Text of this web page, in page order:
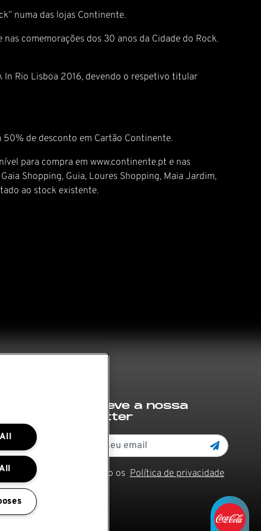
numa das lojas Continente.
comemorações dos 30 anos da Cidade do Rock.
In Rio Lisboa 2016, devendo o respetivo titular
50% de desconto em Cartão Continente.
para compra em www.continente.pt e nas
Shopping, Guia, Loures Shopping, Maia Jardim,
ao stock existente.
Subscreve a nossa
newsletter
Li e aceito os Política de privacidade